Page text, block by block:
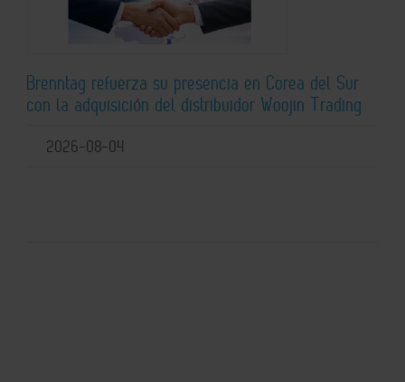
Brenntag refuerza su presencia en Corea del Sur
con la adquisición del distribuidor Woojin Trading
2026-08-04